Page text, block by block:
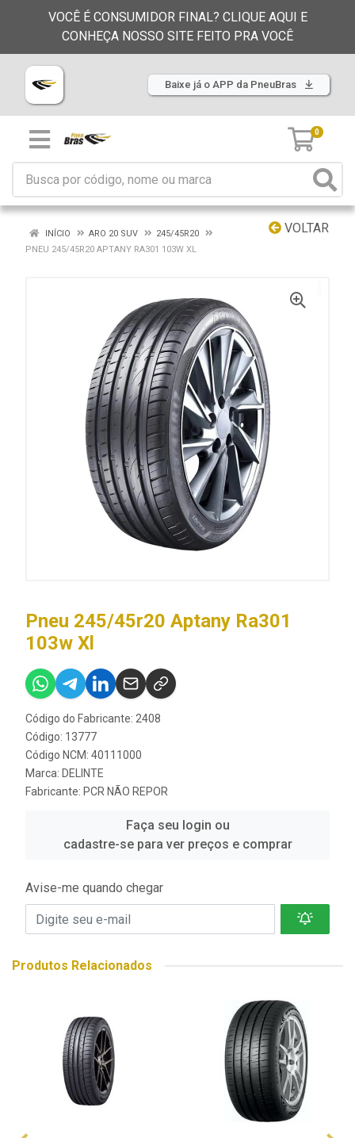
VOCÊ É CONSUMIDOR FINAL? CLIQUE AQUI E
CONHEÇA NOSSO SITE FEITO PRA VOCÊ
Baixe já o APP da PneuBras
0
VOLTAR
INÍCIO ARO 20 SUV
245/45R20
PNEU 245/45R20 APTANY RA301 103W XL
Pneu 245/45r20 Aptany Ra301
103w Xl
Código do Fabricante: 2408
Código: 13777
Código NCM: 40111000
Marca: DELINTE
Fabricante: PCR NÃO REPOR
Faça seu login ou
cadastre-se para ver preços e comprar
Avise-me quando chegar
Produtos Relacionados